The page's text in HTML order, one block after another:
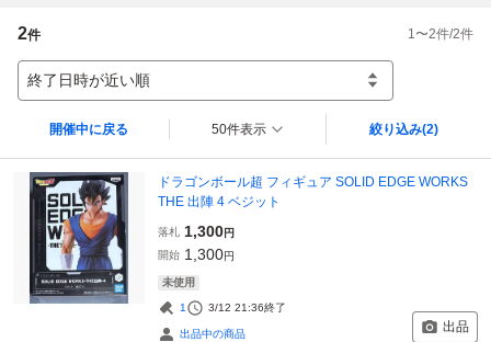
2件 1 〜2件/2件
終了日時が近い順
開催中に戻る 50件表示 絞り込み(2)
ドラゴンボール超 フィギュア SOLID EDGE WORKS
THE 出陣 4 ベジット
落札 1,300円
開始 1,300円
未使用
1 3/12 21:36終了
出品中の商品 出品